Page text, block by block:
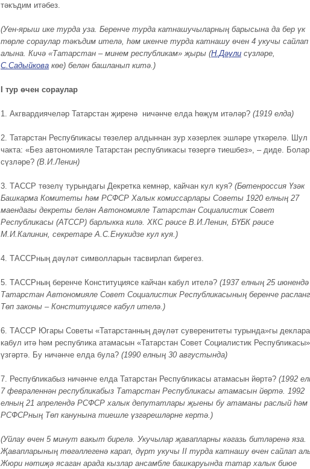
тәкъдим итәбез.
(Уен-ярыш ике турда уза. Беренче турда катнашучыларның барысына да бер үк
төрле сораулар тәкъдим ителә, һәм икенче турда катнашу өчен 4 укучы сайлап
алына. Кичә «Татарстан – минем республикам» җыры (Н.Дәүли сүзләре,
С.Садыйкова көе) белән башланып китә.)
I тур өчен сораулар
1. Акгвардиячеләр Татарстан җиренә ничәнче елда һөҗүм итәләр? (1919 елда)
2. Татарстан Республикасы төзелер алдыннан зур хәзерлек эшләре үткәрелә. Шул
чакта: «Без автономияле Татарстан республикасы төзергә тиешбез», – диде.
сүзләре? (В.И.Ленин)
3. ТАССР төзелү турындагы Декретка кемнәр, кайчан кул куя? (Бөтенроссия Үзәк
Башкарма Комитеты һәм РСФСР Халык комиссарлары Советы 1920 елның 27
маендагы декреты белән Автономияле Татарстан Социалистик Совет
Республикасы (АТССР) барлыкка килә. ХКС рәисе В.И.Ленин, БҮБК рәисе
М.И.Калинин, секретаре А.С.Енукидзе кул куя.)
4. ТАССРның дәүләт символларын тасвирлап бирегез.
5. ТАССРның беренче Конституциясе кайчан кабул ителә? (1937 елның 25 июнендә
Татарстан Автономияле Совет Социалистик Республикасының беренче
Төп законы – Конституциясе кабул ителә. )
6. ТАССР Югары Советы «Татарстанның дәүләт суверенитеты турында»гы
кабул итә һәм республика атамасын «Татарстан Совет Социалистик
үзгәртә. Бу ничәнче елда була? (1990 елның 30 августында)
7. Республикабыз ничәнче елда Татарстан Республикасы атамасын йөртә? (1992
7 февраленнән республикабыз Татарстан Республикасы атамасын йөртә. 1992
елның 21 апрелендә РСФСР халык депутатлары җыены бу атаманы раслый һәм
РСФСРның Төп канунына тиешле үзгәрешләрне кертә.)
(Уйлау өчен 5 минут вакыт бирелә. Укучылар җавапларны кәгазь битләренә яза.
Җавапларының төгәллегенә карап, дүрт укучы II турда катнашу өчен сайлап
Жюри нәтиҗә ясаган арада кызлар ансамбле башкаруында татар халык биюе